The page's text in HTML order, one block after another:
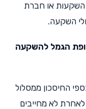
השקעות או חברת
השקעה.
הגמל להשקעה
החיסכון ממסלול
לא מחייבים